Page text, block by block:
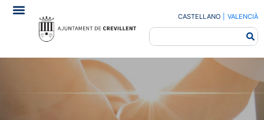
CASTELLANO VALENCIÀ